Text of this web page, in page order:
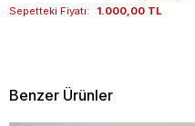
Sepetteki Fiyatı: 1.000,00 TL
Benzer Ürünler